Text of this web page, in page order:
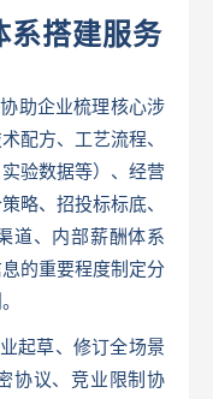
系搭建服务
助企业梳理核心涉
配方、工艺流程、
验数据等）、经营
略、招投标标底、
道、内部薪酬体系
的重要程度制定分
起草、修订全场景
协议、竞业限制协